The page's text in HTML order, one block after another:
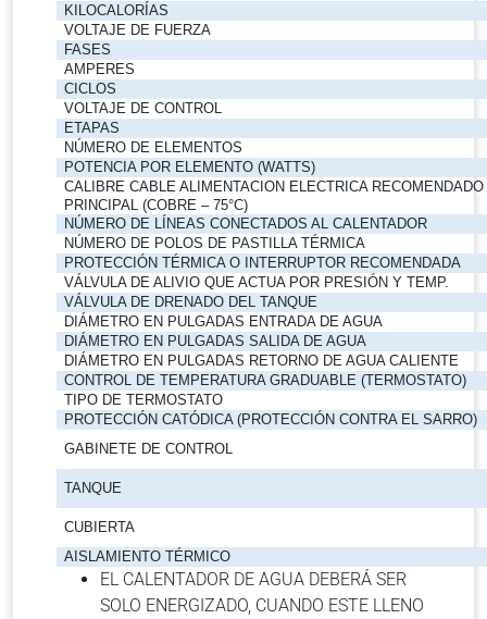
KILOCALORÍAS
VOLTAJE DE FUERZA
FASES
AMPERES
CICLOS
VOLTAJE DE CONTROL
ETAPAS
NÚMERO DE ELEMENTOS
POTENCIA POR ELEMENTO (WATTS)
CALIBRE CABLE ALIMENTACION ELECTRICA RECOMENDADO
PRINCIPAL (COBRE – 75°C)
NÚMERO DE LÍNEAS CONECTADOS AL CALENTADOR
NÚMERO DE POLOS DE PASTILLA TÉRMICA
PROTECCIÓN TÉRMICA O INTERRUPTOR RECOMENDADA
VÁLVULA DE ALIVIO QUE ACTUA POR PRESIÓN Y TEMP.
VÁLVULA DE DRENADO DEL TANQUE
DIÁMETRO EN PULGADAS ENTRADA DE AGUA
DIÁMETRO EN PULGADAS SALIDA DE AGUA
DIÁMETRO EN PULGADAS RETORNO DE AGUA CALIENTE
CONTROL DE TEMPERATURA GRADUABLE (TERMOSTATO)
TIPO DE TERMOSTATO
PROTECCIÓN CATÓDICA (PROTECCIÓN CONTRA EL SARRO)
GABINETE DE CONTROL
TANQUE
CUBIERTA
AISLAMIENTO TÉRMICO
EL CALENTADOR DE AGUA DEBERÁ SER
SOLO ENERGIZADO, CUANDO ESTE LLENO